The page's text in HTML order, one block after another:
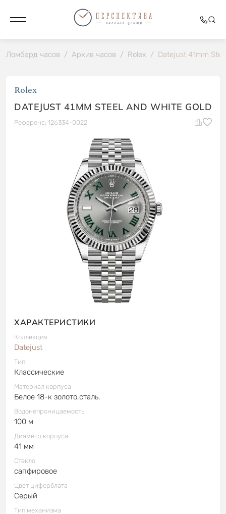
Ломбард часов / Архив часов / Rolex / Datejust 41mm
Rolex
DATEJUST 41MM STEEL AND WHITE GOLD
Референс: 126334-0022
ХАРАКТЕРИСТИКИ
Коллекция
Datejust
Тип
Классические
Материал корпуса
Белое 18-к золото,сталь.
Водонепроницаемость
100 м
Диаметр корпуса
41 мм
Стекло
сапфировое
Цвет циферблата
Серый
Тип механизма